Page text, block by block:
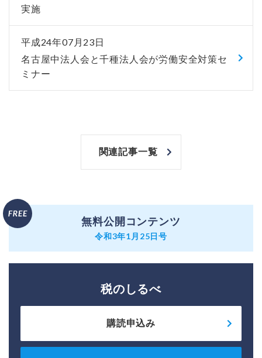
実施
平成24年07月23日
名古屋中法人会と千種法人会が労働安全対策セ
ミナー
関連記事一覧
無料公開コンテンツ
令和3年1月25日号
税のしるべ
購読申込み